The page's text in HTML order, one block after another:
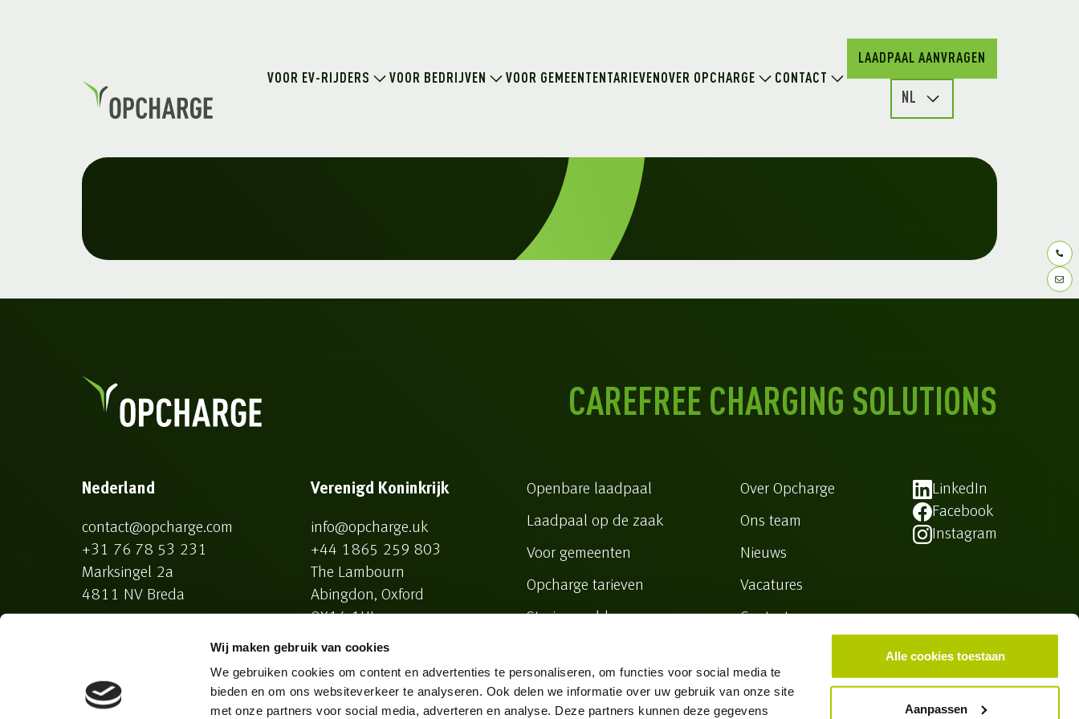
Wij maken gebruik van cookies
We gebruiken cookies om content en advertenties te personaliseren, om functies voor social media te
bieden en om ons websiteverkeer te analyseren. Ook delen we informatie over uw gebruik van onze site
met onze partners voor social media, adverteren en analyse. Deze partners kunnen deze gegevens
Alle cookies toestaan
Aanpassen
VOOR EV-RIJDERS VOOR BEDRIJVEN VOOR GEMEENTEN TARIEVEN OVER OPCHARGE CONTACT
LAADPAAL AANVRAGEN
NL
CAREFREE CHARGING SOLUTIONS
Nederland
contact@opcharge.com
+31 76 78 53 231
Marksingel 2a
4811 NV Breda
Verenigd Koninkrijk
info@opcharge.uk
+44 1865 259 803
The Lambourn
Abingdon, Oxford
OX14 1UJ
Openbare laadpaal
Laadpaal op de zaak
Voor gemeenten
Opcharge tarieven
Storing melden
Over Opcharge
Ons team
Nieuws
Vacatures
Contact
LinkedIn
Facebook
Instagram